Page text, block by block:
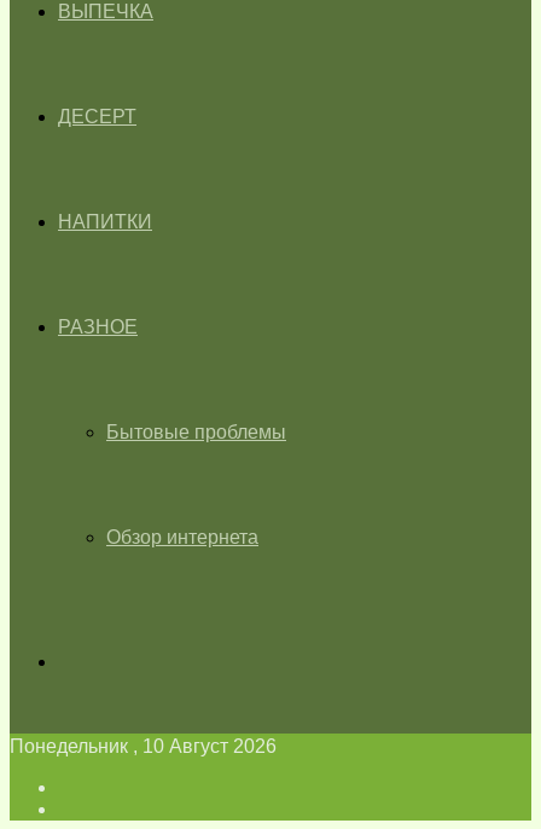
ВЫПЕЧКА
ДЕСЕРТ
НАПИТКИ
РАЗНОЕ
Бытовые проблемы
Обзор интернета
Понедельник , 10 Август 2026